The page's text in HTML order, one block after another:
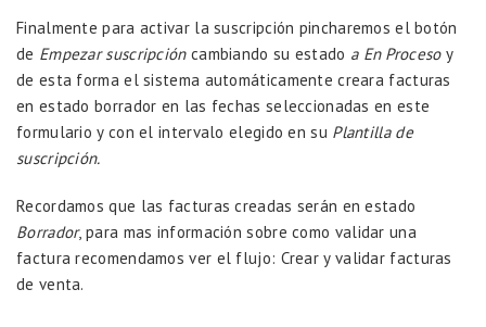
Finalmente para activar la suscripción pincharemos el botón
de Empezar suscripción cambiando su estado a En Proceso y
de esta forma el sistema automáticamente creara facturas
en estado borrador en las fechas seleccionadas en este
formulario y con el intervalo elegido en su Plantilla de
suscripción.
Recordamos que las facturas creadas serán en estado
Borrador, para mas información sobre como validar una
factura recomendamos ver el flujo: Crear y validar facturas
de venta.